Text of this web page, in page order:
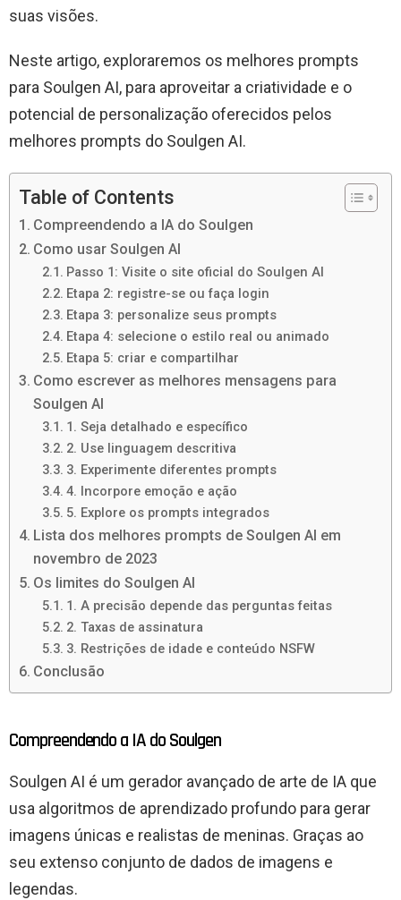
suas visões.
Neste artigo, exploraremos os melhores prompts
para Soulgen AI, para aproveitar a criatividade e o
potencial de personalização oferecidos pelos
melhores prompts do Soulgen AI.
Table of Contents
Compreendendo a IA do Soulgen
Como usar Soulgen AI
Passo 1: Visite o site oficial do Soulgen AI
Etapa 2: registre-se ou faça login
Etapa 3: personalize seus prompts
Etapa 4: selecione o estilo real ou animado
Etapa 5: criar e compartilhar
Como escrever as melhores mensagens para
Soulgen AI
1. Seja detalhado e específico
2. Use linguagem descritiva
3. Experimente diferentes prompts
4. Incorpore emoção e ação
5. Explore os prompts integrados
Lista dos melhores prompts de Soulgen AI em
novembro de 2023
Os limites do Soulgen AI
1. A precisão depende das perguntas feitas
2. Taxas de assinatura
3. Restrições de idade e conteúdo NSFW
Conclusão
Compreendendo a IA do Soulgen
Soulgen AI é um gerador avançado de arte de IA que
usa algoritmos de aprendizado profundo para gerar
imagens únicas e realistas de meninas. Graças ao
seu extenso conjunto de dados de imagens e
legendas.